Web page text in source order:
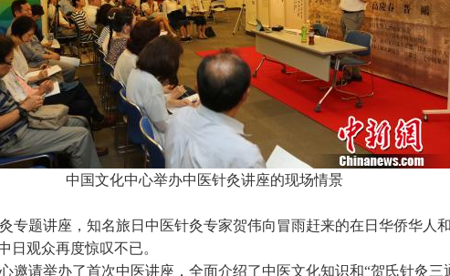
中国文化中心举办中医针灸讲座的现场情景
专题讲座，知名旅日中医针灸专家贺伟向冒雨赶来的在日华侨华人
日观众再度惊叹不已。
邀请举办了首次中医讲座，全面介绍了中医文化知识和“贺氏针灸三